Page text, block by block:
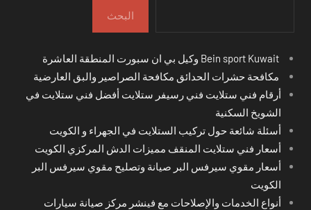
البحث
مكافحة حشرات الحدائق مكافحة الصراصير والبق العارضية
أرقام فني ستلايت فني رسيفر ستلايت أفضل فني ستلايت في
الشويخ السكنية
أسئلة شائعة حول تركيب الستلايت في الجهراء و الكويت
أسعار فني ستلايت المنقف مميزات الدش المركزي الكويت
أسعار مقوي سيرفس البر صيانة وتصليح مقوي سيرفس البر
الكويت
أنواع الخدمات والإصلاحات مع فينشر مركز صيانة سيارات